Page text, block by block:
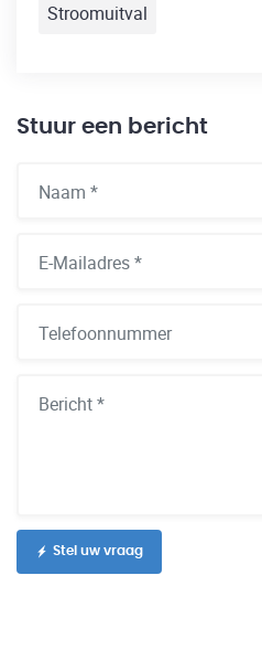
Stroomuitval
Stuur een bericht
Stel uw vraag